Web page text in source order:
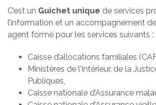
C’est un Guichet unique de services
l’information et un accompagnement
agent formé pour les services suivants :
Caisse d’allocations familiales
Ministères de l’Intérieur, de la
Publiques,
Caisse nationale d’Assurance